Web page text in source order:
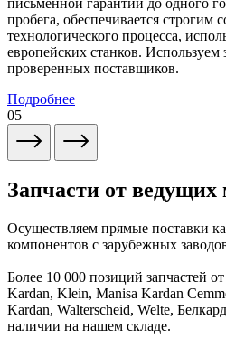
пробега, обеспечивается строгим
технологического процесса,
европейских станков. Используем
проверенных поставщиков.
Подробнее
05
Запчасти от
Осуществляем прямые поставки
компонентов с зарубежных
Более 10 000 позиций запчастей
Kardan, Klein, Manisa Kardan
Kardan, Walterscheid, Welte,
наличии на нашем складе.